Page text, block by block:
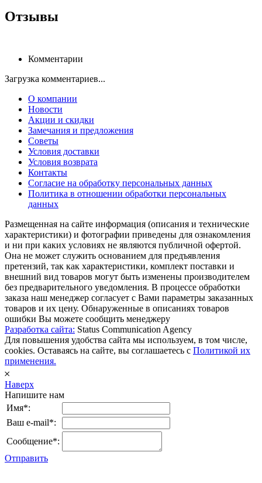
Отзывы
Комментарии
Загрузка комментариев...
О компании
Новости
Акции и скидки
Замечания и предложения
Советы
Условия доставки
Условия возврата
Контакты
Согласие на обработку персональных данных
Политика в отношении обработки персональных
данных
Размещенная на сайте информация (описания и технические
характеристики) и фотографии приведены для ознакомления
и ни при каких условиях не являются публичной офертой.
Она не может служить основанием для предъявления
претензий, так как характеристики, комплект поставки и
внешний вид товаров могут быть изменены производителем
без предварительного уведомления. В процессе обработки
заказа наш менеджер согласует с Вами параметры заказанных
товаров и их цену. Обнаруженные в описаниях товаров
ошибки Вы можете сообщить менеджеру
Разработка сайта: Status Communication Agency
Для повышения удобства сайта мы используем, в том числе,
cookies. Оставаясь на сайте, вы соглашаетесь с Политикой их
применения.
𐄂
Наверх
Напишите нам
Имя*:
Ваш e-mail*:
Сообщение*:
Отправить